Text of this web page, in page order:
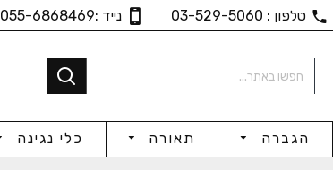
טלפון : 03-529-5060 נייד :055-6868469
הגברה תאורה כלי נגינה